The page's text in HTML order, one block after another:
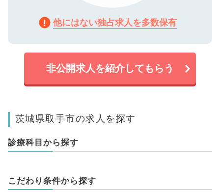
他にはない独占求人を多数保有
非公開求人を紹介してもらう
茨城県取手市の求人を探す
診療科目から探す
こだわり条件から探す